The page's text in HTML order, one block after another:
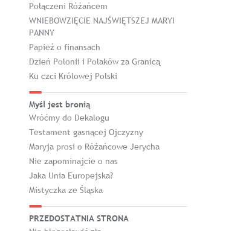
Połączeni Różańcem
WNIEBOWZIĘCIE NAJŚWIĘTSZEJ MARYI
PANNY
Papież o finansach
Dzień Polonii i Polaków za Granicą
Ku czci Królowej Polski
Myśl jest bronią
Wróćmy do Dekalogu
Testament gasnącej Ojczyzny
Maryja prosi o Różańcowe Jerycha
Nie zapominajcie o nas
Jaka Unia Europejska?
Mistyczka ze Śląska
PRZEDOSTATNIA STRONA